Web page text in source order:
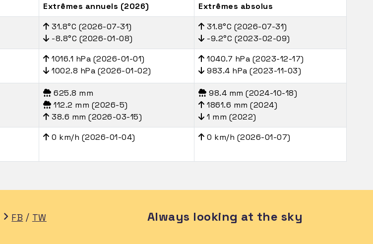
Extrêmes annuels (2026) Extrêmes absolus
31.8°C (2026-07-31)
-8.8°C (2026-01-08)
31.8°C (2026-07-31)
-9.2°C (2023-02-09)
1016.1 hPa (2026-01-01)
1002.8 hPa (2026-01-02)
1040.7 hPa (2023-12-17)
983.4 hPa (2023-11-03)
625.8 mm
112.2 mm (2026-5)
38.6 mm (2026-03-15)
98.4 mm (2024-10-18)
1861.6 mm (2024)
1 mm (2022)
0 km/h (2026-01-04) 0 km/h (2026-01-07)
FB / TW Always looking at the sky